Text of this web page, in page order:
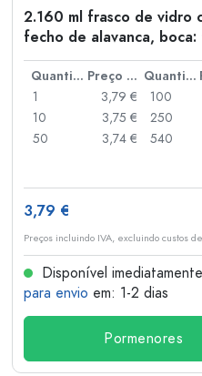
2.160 ml frasco de vidro
fecho de alavanca, boca:
de alavanca
Quantidade Preço por peça Quantidade
1
3,79 €
10
3,75 €
50
3,74 €
100
250
540
3,79 €
Preços incluindo IVA, excluindo custos
Disponível
para envio em: 1-2 dias
Pormenores